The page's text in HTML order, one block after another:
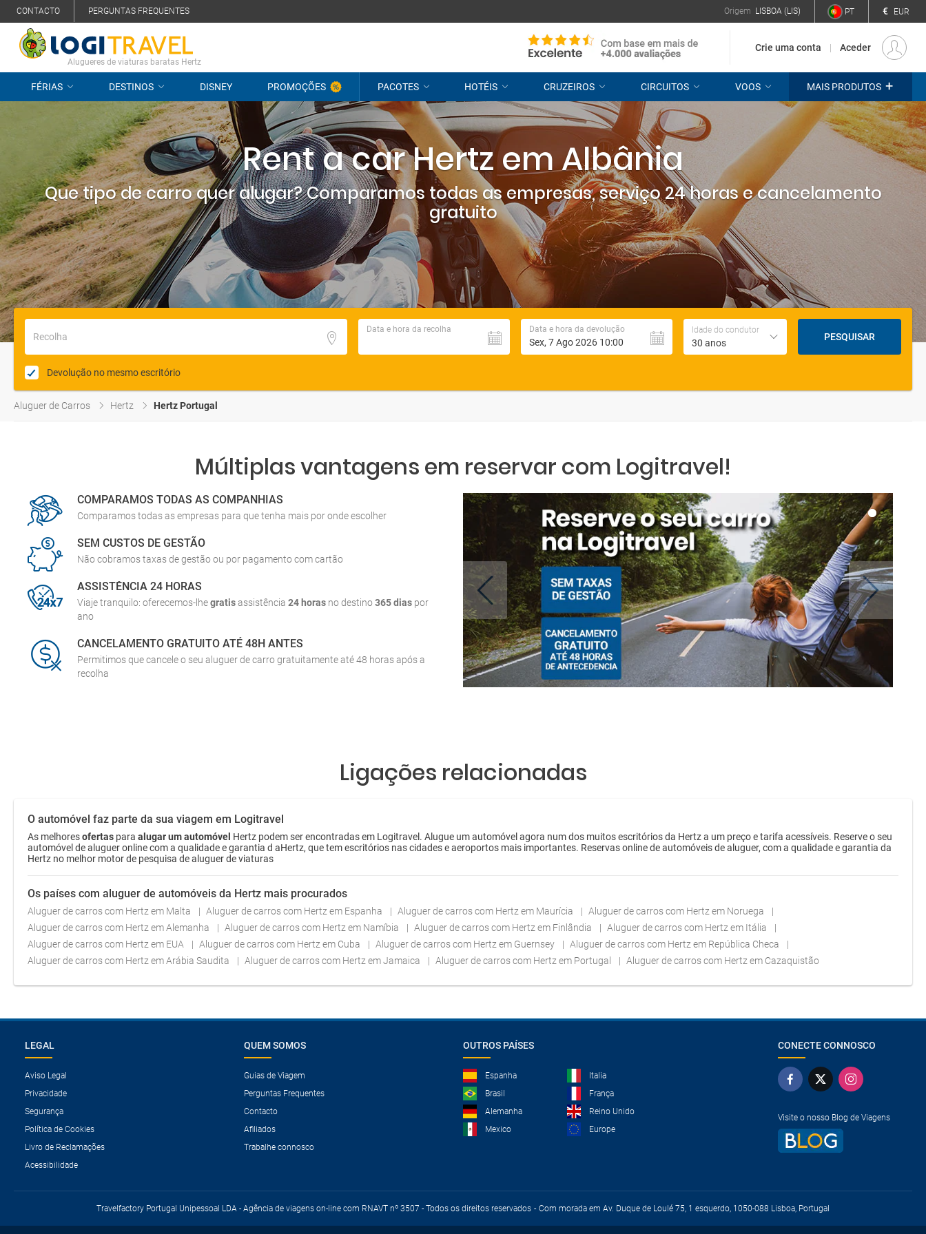
CONTACTO PERGUNTAS FREQUENTES Origem LISBOA (LIS) PT € EUR
Alugueres de viaturas baratas Hertz
Crie uma conta Aceder
FÉRIAS DESTINOS DISNEY PROMOÇÕES PACOTES HOTÉIS CRUZEIROS CIRCUITOS VOOS MAIS PRODUTOS +
Rent a car Hertz em Albânia
Que tipo de carro quer alugar? Comparamos todas as empresas, serviço 24 horas e cancelamento
gratuito
Recolha
Data e hora da recolha Data e hora da devolução Idade do condutor
30 anos
PESQUISAR
Devolução no mesmo escritório
Aluguer de Carros Hertz Hertz Portugal
Múltiplas vantagens em reservar com Logitravel!
COMPARAMOS TODAS AS COMPANHIAS
Comparamos todas as empresas para que tenha mais por onde escolher
SEM CUSTOS DE GESTÃO
Não cobramos taxas de gestão ou por pagamento com cartão
ASSISTÊNCIA 24 HORAS
Viaje tranquilo: oferecemos-lhegratisassistência 24 horas no destino365 dias por
ano
CANCELAMENTO GRATUITO ATÉ 48H ANTES
Permitimos que cancele o seu aluguer de carro gratuitamente até 48 horas após a
recolha
Ligações relacionadas
O automóvel faz parte da sua viagem em Logitravel
As melhoresofertas para alugar um automóvel Hertz podem ser encontradas em Logitravel. Alugue um automóvel agora num dos muitos escritórios da Hertz a um preço e tarifa acessíveis. Reserve o seu
automóvel de aluguer online com a qualidade e garantia d aHertz, que tem escritórios nas cidades e aeroportos mais importantes. Reservas online de automóveis de aluguer, com a qualidade e garantia da
Hertz no melhor motor de pesquisa de aluguer de viaturas
Os países com aluguer de automóveis da Hertz mais procurados
Aluguer de carros com Hertz em Malta Aluguer de carros com Hertz em Espanha Aluguer de carros com Hertz em Maurícia
Aluguer de carros com Hertz em Noruega
Aluguer de carros com Hertz em Alemanha
Aluguer de carros com Hertz em Namíbia Aluguer de carros com Hertz em Finlândia
Aluguer de carros com Hertz em Itália
Aluguer de carros com Hertz em EUA
Aluguer de carros com Hertz em Cuba Aluguer de carros com Hertz em Guernsey
Aluguer de carros com Hertz em República Checa
Aluguer de carros com Hertz em Arábia Saudita
Aluguer de carros com Hertz em Jamaica Aluguer de carros com Hertz em Portugal Aluguer de carros com Hertz em Cazaquistão
LEGAL
Aviso Legal
Privacidade
Segurança
Política de Cookies
Livro de Reclamações
Acessibilidade
QUEM SOMOS
Guias de Viagem
Perguntas Frequentes
Contacto
Afiliados
Trabalhe connosco
OUTROS PAÍSES
Espanha
Italia
Brasil
França
Alemanha
Reino Unido
Mexico
Europe
CONECTE CONNOSCO
Visite o nosso Blog de Viagens
Travelfactory Portugal Unipessoal LDA - Agência de viagens on-line com RNAVT nº 3507 - Todos os direitos reservados Com morada em Av. Duque de Loulé 75, 1 esquerdo, 1050-088 Lisboa, Portugal